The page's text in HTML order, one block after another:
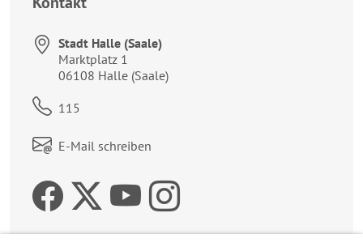
Stadt Halle (Saale)
Anschrift:
Marktplatz 1
06108 Halle (Saale)
Telefon:
115
Link zum Kontaktformular:
E-Mail schreiben
Zur Facebookseite
Zum
ZurZur